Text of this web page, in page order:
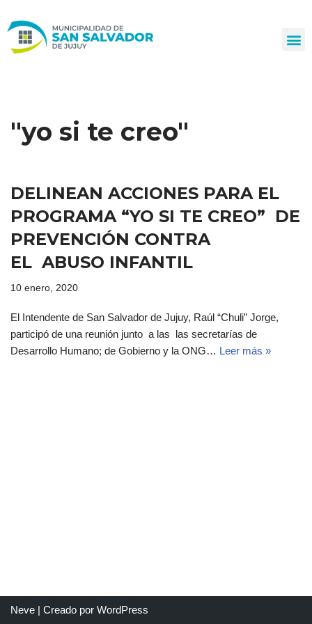
al
"yo si te creo"
DELINEAN ACCIONES PARA EL
PROGRAMA “YO SI TE CREO” DE
PREVENCIÓN CONTRA
EL ABUSO INFANTIL
10 enero, 2020
El Intendente de San Salvador de Jujuy, Raúl “Chuli” Jorge,
participó de una reunión junto a las las secretarías de
Desarrollo Humano; de Gobierno y la ONG… Leer más »
Neve | Creado por WordPress